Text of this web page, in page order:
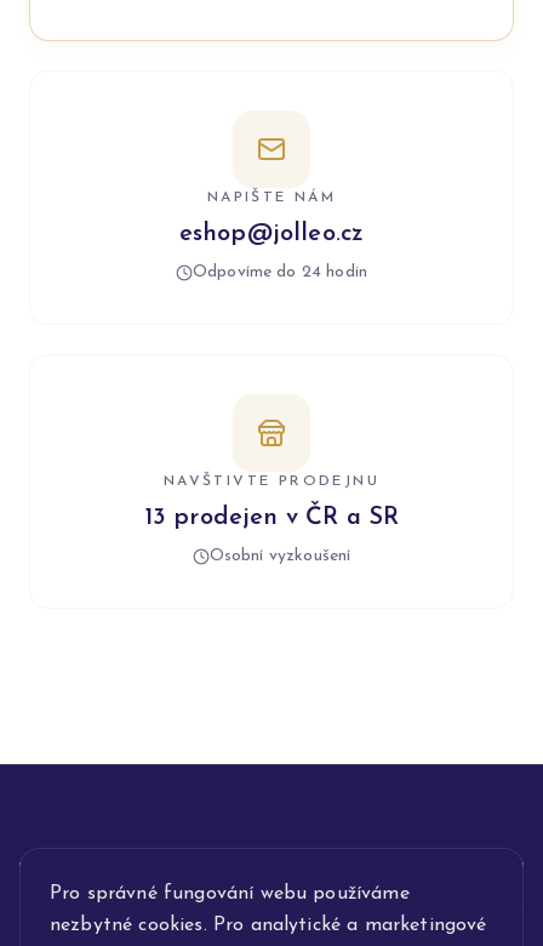
Pro správné fungování webu používáme
nezbytné cookies. Pro analytické a marketingové
NAPIŠTE NÁM
eshop@jolleo.cz
Odpovíme do 24 hodin
NAVŠTIVTE PRODEJNU
13 prodejen v ČR a SR
Osobní vyzkoušení
INFORMACE